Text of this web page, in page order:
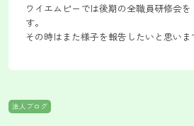
ワイエムピーでは後期の全職員研修会
す。
その時はまた様子を報告したいと思いま
法人ブログ